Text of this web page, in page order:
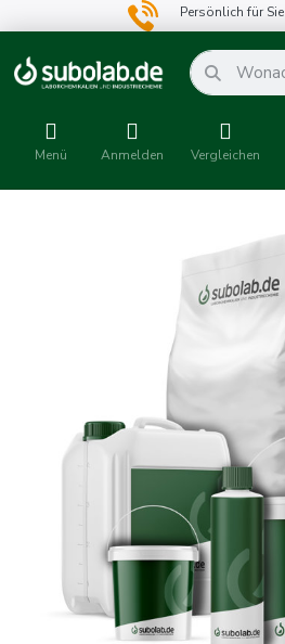
Persönlich für
Menü Anmelden Vergleichen